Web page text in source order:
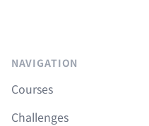
NAVIGATION
Courses
Challenges